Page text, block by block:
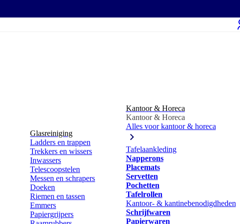
Glasreiniging
Ladders en trappen
Trekkers en wissers
Inwassers
Telescoopstelen
Messen en schrapers
Doeken
Riemen en tassen
Emmers
Papiergrijpers
Kantoor & Horeca
Kantoor & Horeca
Alles voor kantoor & horeca
Tafelaankleding
Napperons
Placemats
Servetten
Pochetten
Tafelrollen
Kantoor- & kantinebenodigdheden
Schrijfwaren
Papierwaren